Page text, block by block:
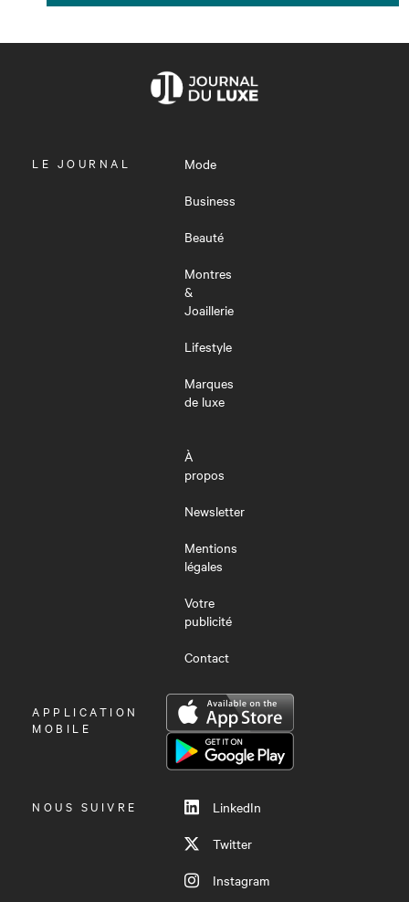
OUVRIR
LE JOURNAL
Mode
Business
Beauté
Montres
&
Joaillerie
Lifestyle
Marques
de luxe
À
propos
Newsletter
Mentions
légales
Votre
publicité
Contact
OUVRIR
LE
APPLICATION
MOBILE
NOUS SUIVRE
LinkedIn
Twitter
Instagram